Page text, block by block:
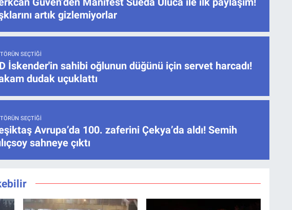
artık gizlemiyorlar
SEÇTIĞI
İskender'in sahibi oğlunun düğünü için servet harcadı!
dudak uçuklattı
SEÇTIĞI
Avrupa’da 100. zaferini Çekya’da aldı! Semih
sahneye çıktı